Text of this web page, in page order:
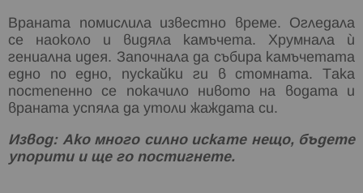
Враната помислила известно време. Огледала
се наоколо и видяла камъчета. Хрумнала ѝ
гениална идея. Започнала да събира камъчетата
едно по едно, пускайки ги в стомната. Така
постепенно се покачило нивото на водата и
враната успяла да утоли жаждата си.
Извод: Ако много силно искате нещо, бъдете
упорити и ще го постигнете.